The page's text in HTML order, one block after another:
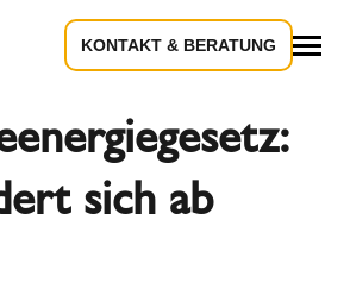
KONTAKT & BERATUNG
sich ab